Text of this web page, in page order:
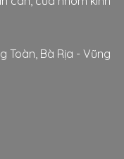
Toàn, Bà Rịa - Vũng